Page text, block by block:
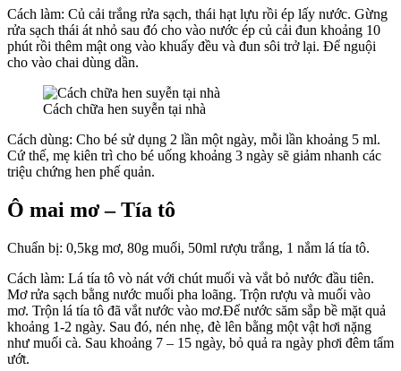
Cách làm: Củ cải trắng rửa sạch, thái hạt lựu rồi ép lấy nước. Gừng
rửa sạch thái át nhỏ sau đó cho vào nước ép củ cải đun khoảng 10
phút rồi thêm mật ong vào khuấy đều và đun sôi trở lại. Để nguội
cho vào chai dùng dần.
Cách chữa hen suyễn tại nhà
Cách dùng: Cho bé sử dụng 2 lần một ngày, mỗi lần khoảng 5 ml.
Cứ thế, mẹ kiên trì cho bé uống khoảng 3 ngày sẽ giảm nhanh các
triệu chứng hen phế quản.
Ô mai mơ – Tía tô
Chuẩn bị: 0,5kg mơ, 80g muối, 50ml rượu trắng, 1 nắm lá tía tô.
Cách làm: Lá tía tô vò nát với chút muối và vắt bỏ nước đầu tiên.
Mơ rửa sạch bằng nước muối pha loãng. Trộn rượu và muối vào
mơ. Trộn lá tía tô đã vắt nước vào mơ.Để nước săm sắp bề mặt quả
khoảng 1-2 ngày. Sau đó, nén nhẹ, đè lên bằng một vật hơi nặng
như muối cà. Sau khoảng 7 – 15 ngày, bỏ quả ra ngày phơi đêm tẩm
ướt.